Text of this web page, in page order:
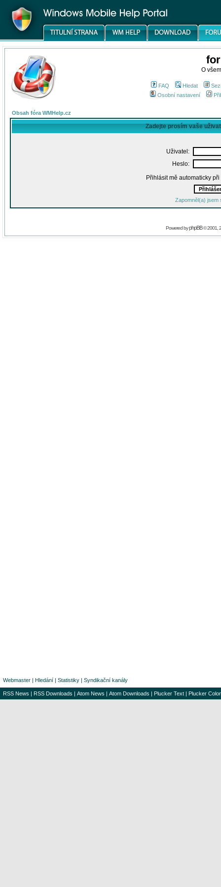
O
FAQ Hledat
Osobní nastavení
Obsah fóra WMHelp.cz
Zadejte prosím vaše
Uživatel:
Heslo:
Přihlásit mě automaticky
Zapomněl(a) jsem
Powered byphpBB© 2001,
Webmaster | Hledání | Statistiky | Syndikační kanály
RSS News | RSS Downloads | Atom News | Atom Downloads | Plucker Text | Plucker Color